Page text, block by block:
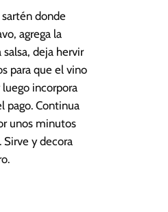
donde
agrega la
deja hervir
para que el vino
luego incorpora
pago. Continua
unos minutos
Sirve y decora